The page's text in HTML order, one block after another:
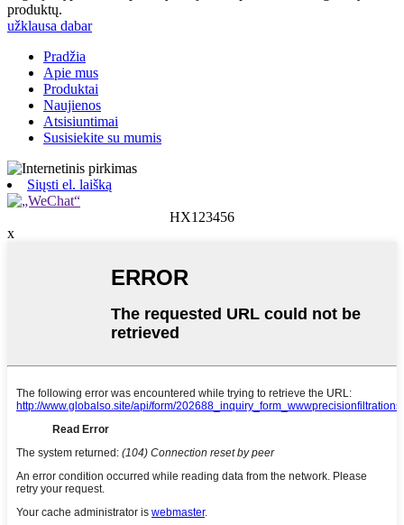
produktų.
užklausa dabar
Pradžia
Apie mus
Produktai
Naujienos
Atsisiuntimai
Susisiekite su mumis
Siųsti el. laišką
HX123456
x